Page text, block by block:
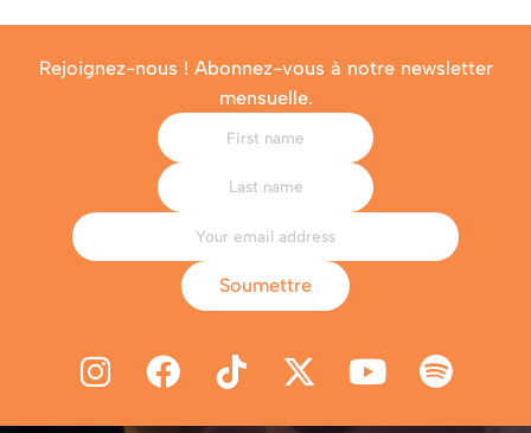
Rejoignez-nous ! Abonnez-vous à notre newsletter
mensuelle.
Soumettre